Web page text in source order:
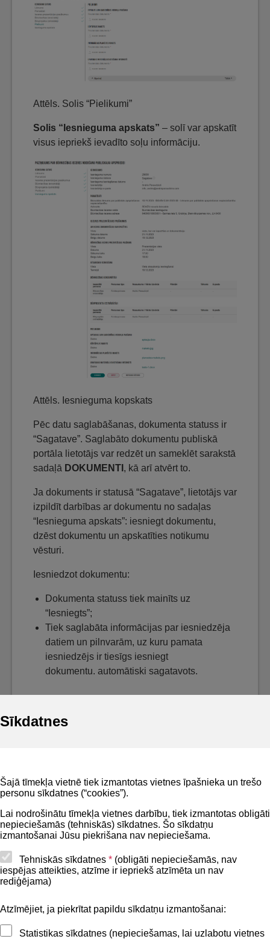
Sīkdatnes
Šajā tīmekļa vietnē tiek izmantotas vietnes īpašnieka un trešo
personu sīkdatnes (“cookies”).
Lai nodrošinātu tīmekļa vietnes darbību, tiek izmantotas obligāti
nepieciešamās (tehniskās) sīkdatnes. Šo sīkdatņu
izmantošanai Jūsu piekrišana nav nepieciešama.
Tehniskās sīkdatnes * (obligāti nepieciešamās, nav
iespējas atteikties, atzīme ir iepriekš atzīmēta un nav
rediģējama)
Atzīmējiet, ja piekrītat papildu sīkdatņu izmantošanai:
Statistikas sīkdatnes (nepieciešamas, lai uzlabotu vietnes
Attēls. Solis “Pielikumi”
Solis “Iesnieguma apskats” – solī var apskatīt
visus iepriekš ievadīto soļu informāciju.
Attēls. Iesnieguma kopskats
Pēc datu saglabāšanas, dokumenta statuss ir
“Sagatave”. Saglabāto dokumentu publiskā
portāla lietotājs var redzēt un sameklēt sarakstā
sadaļā DOKUMENTI , kā arī atvērt to.
Ja dokuments ir statusā “Sagatave”, lietotājs var
izpildīt darbības ar dokumentu no sadaļas
“Iesnieguma apskats”: iesniegt dokumentu,
dzēst dokumentu un apskatīties notikumu
vēsturi.
Iesniedzot dokumentu:
Dokumenta statuss tiek mainīts uz
“Iesniegts”;
Tiek saglabāta informācijas par iesniedzēja
datiem un pilnvarām, uz kuru pamata
iesniedzējs ir tiesīgs iesniegt
dokumentu. automātiski sagatavots.
Privātuma politika
Lapas karte
Piekļūstamības paziņojums
Kontakti